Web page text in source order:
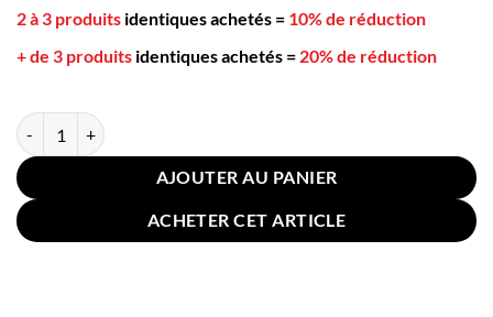
2 à 3 produits identiques achetés = 10% de réduction
+ de 3 produits identiques achetés = 20% de réduction
quantité de Taie pour Oreiller 45x45cm Géométrie Blanc
AJOUTER AU PANIER
ACHETER CET ARTICLE